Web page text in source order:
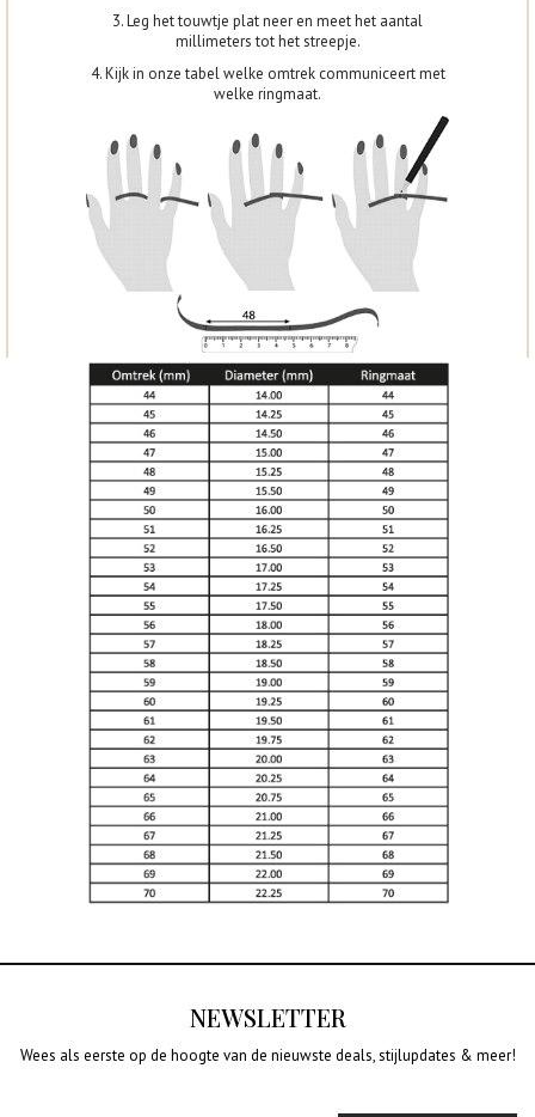
3. Leg het touwtje plat neer en meet het aantal
millimeters tot het streepje.
4. Kijk in onze tabel welke omtrek communiceert met
welke ringmaat.
NEWSLETTER
Wees als eerste op de hoogte van de nieuwste deals, stijlupdates & meer!